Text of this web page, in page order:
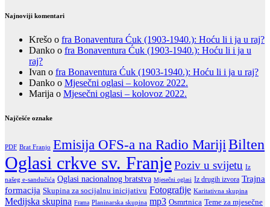
Najnoviji komentari
Krešo o fra Bonaventura Ćuk (1903-1940.): Hoću li i ja u raj?
Danko o fra Bonaventura Ćuk (1903-1940.): Hoću li i ja u
raj?
Ivan o fra Bonaventura Ćuk (1903-1940.): Hoću li i ja u raj?
Danko o Mjesečni oglasi – kolovoz 2022.
Marija o Mjesečni oglasi – kolovoz 2022.
Najčešće oznake
PDF Brat Franjo Emisija OFS-a na Radio MarijiBilten
Oglasi crkve sv. FranjePoziv u svijetu Iz
našeg e-sandučića Oglasi nacionalnog bratstva Mjesečni oglasi Iz drugih izvora Trajna
formacija Skupina za socijalnu inicijativu Fotografije Karitativna skupina
Medijska skupina Frama Planinarska skupina mp3 Osmrtnica Teme za mjesečne